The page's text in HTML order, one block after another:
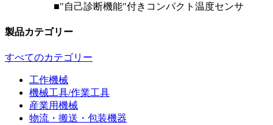
■"自己診断機能"付きコンパクト温度センサ
製品カテゴリー
すべてのカテゴリー
工作機械
機械工具/作業工具
産業用機械
物流・搬送・包装機器